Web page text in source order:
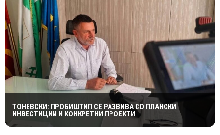
ТОНЕВСКИ: ПРОБИШТИП СЕ РАЗВИВА СО ПЛАНСКИ
ИНВЕСТИЦИИ И КОНКРЕТНИ ПРОЕКТИ